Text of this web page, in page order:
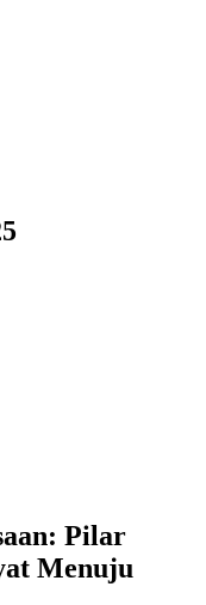
Pilar
Menuju